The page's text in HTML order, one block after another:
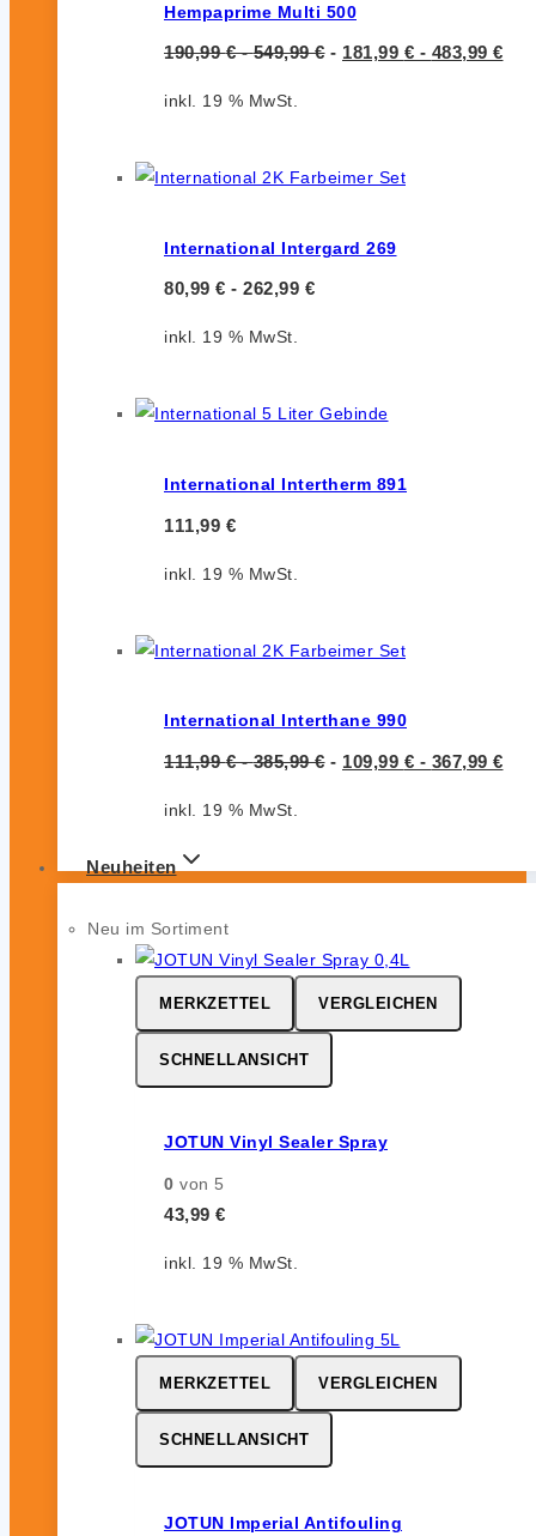
Hempaprime Multi 500
190,99€-549,99€- 181,99 € - 483,99 €
inkl. 19 % MwSt.
International Intergard 269
80,99 € - 262,99 €
inkl. 19 % MwSt.
International Intertherm 891
111,99 €
inkl. 19 % MwSt.
International Interthane 990
111,99€-385,99€- 109,99 € - 367,99 €
inkl. 19 % MwSt.
Neuheiten
Neu im Sortiment
MERKZETTEL VERGLEICHEN
SCHNELLANSICHT
JOTUN Vinyl Sealer Spray
0 von 5
43,99 €
inkl. 19 % MwSt.
MERKZETTEL VERGLEICHEN
SCHNELLANSICHT
JOTUN Imperial Antifouling